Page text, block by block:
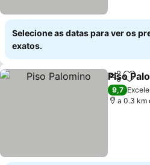
Selecione as datas para ver os
exatos.
Partilhar
Piso
9,7
a 0.3 km